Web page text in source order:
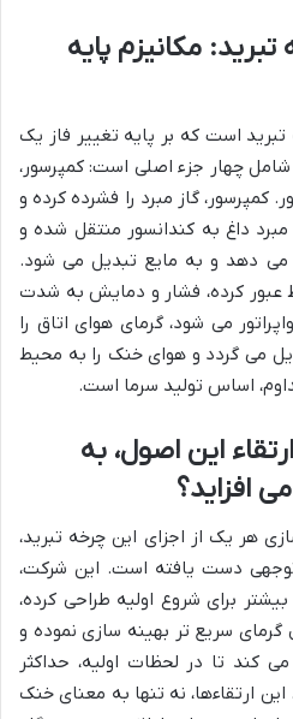
مکانیزم پایه
است که بر پایه تغییر فاز یک
شامل چهار جزء اصلی است: کمپرسور،
کمپرسور، گاز مبرد را فشرده کرده و
داغ به کندانسور منتقل شده و
می دهد و به مایع تبدیل می شود.
عبور کرده، فشار و دمایش به شدت
می شود، گرمای هوای اتاق را
می گردد و هوای خنک را به محیط
اساس تولید سرما است.
این اصول، به
افزاید؟
هر یک از اجزای این چرخه تبرید،
دست یافته است. این شرکت،
برای شروع اولیه طراحی کرده،
گرمای سریع تر بهینه سازی نموده و
کند تا در لحظات اولیه، حداکثر
ارتقاءها، نه تنها به معنای خنک